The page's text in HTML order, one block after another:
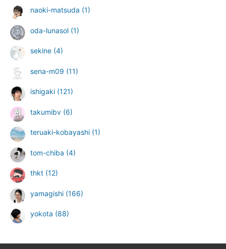
naoki-matsuda (1)
oda-lunasol (1)
sekine (4)
sena-m09 (11)
ishigaki (121)
takumibv (6)
teruaki-kobayashi (1)
tom-chiba (4)
thkt (12)
yamagishi (166)
yokota (88)